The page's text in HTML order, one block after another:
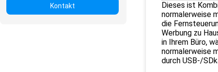
Kontakt
Dieses ist
normalerweise
die
Werbung zu
in Ihrem Büro,
normalerweise
durch USB-/